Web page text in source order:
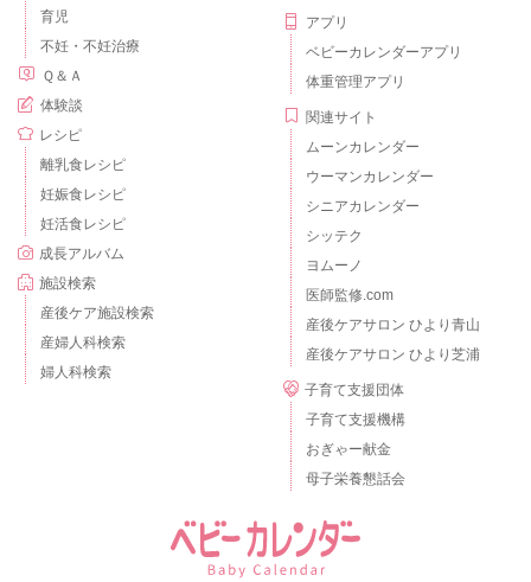
育児
不妊・不妊治療
Ｑ＆Ａ
体験談
レシピ
離乳食レシピ
妊娠食レシピ
妊活食レシピ
成長アルバム
施設検索
産後ケア施設検索
産婦人科検索
婦人科検索
アプリ
ベビーカレンダーアプリ
体重管理アプリ
関連サイト
ムーンカレンダー
ウーマンカレンダー
シニアカレンダー
シッテク
ヨムーノ
医師監修.com
産後ケアサロン ひより青山
産後ケアサロン ひより芝浦
子育て支援団体
子育て支援機構
おぎゃー献金
母子栄養懇話会